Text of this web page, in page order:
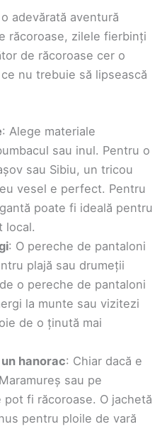
adevărată aventură
răcoroase, zilele fierbinți
de răcoroase cer o
nu trebuie să lipsească
: Alege materiale
sau inul. Pentru o
sau Sibiu, un tricou
vesel e perfect. Pentru
poate fi ideală pentru
local.
: O pereche de pantaloni
plajă sau drumeții
o pereche de pantaloni
la munte sau vizitezi
de o ținută mai
hanorac: Chiar dacă e
sau pe
pot fi răcoroase. O jachetă
pentru ploile de vară